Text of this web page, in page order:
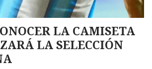
LA CAMISETA
LA SELECCIÓN